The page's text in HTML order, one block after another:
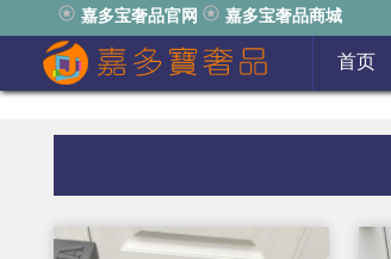
嘉多宝奢品官网 嘉多宝奢品商城
首页